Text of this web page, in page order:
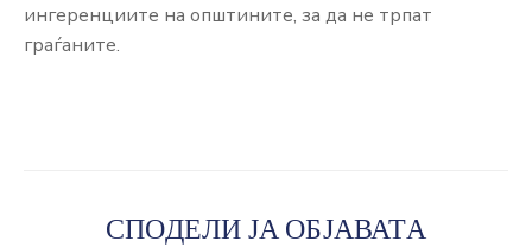
ингеренциите на општините, за да не трпат
граѓаните.
СПОДЕЛИ ЈА ОБЈАВАТА